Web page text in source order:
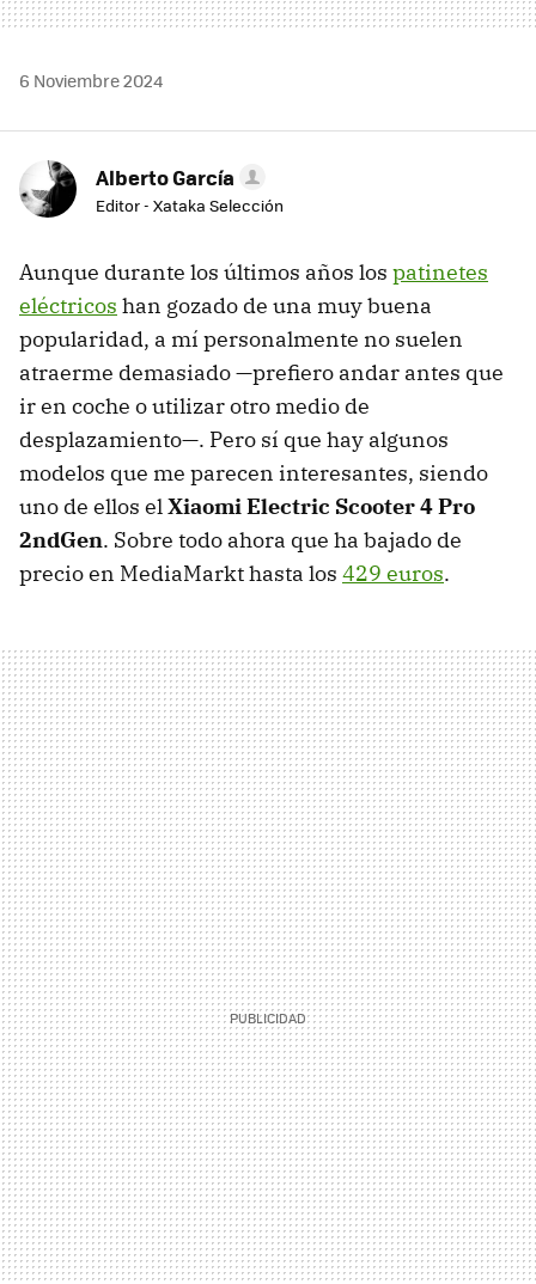
6 Noviembre 2024
Alberto García
Editor - Xataka Selección
Aunque durante los últimos años los patinetes
eléctricos han gozado de una muy buena
popularidad, a mí personalmente no suelen
atraerme demasiado —prefiero andar antes que
ir en coche o utilizar otro medio de
desplazamiento—. Pero sí que hay algunos
modelos que me parecen interesantes, siendo
uno de ellos elXiaomi Electric Scooter 4 Pro
2ndGen. Sobre todo ahora que ha bajado de
precio en MediaMarkt hasta los 429 euros.